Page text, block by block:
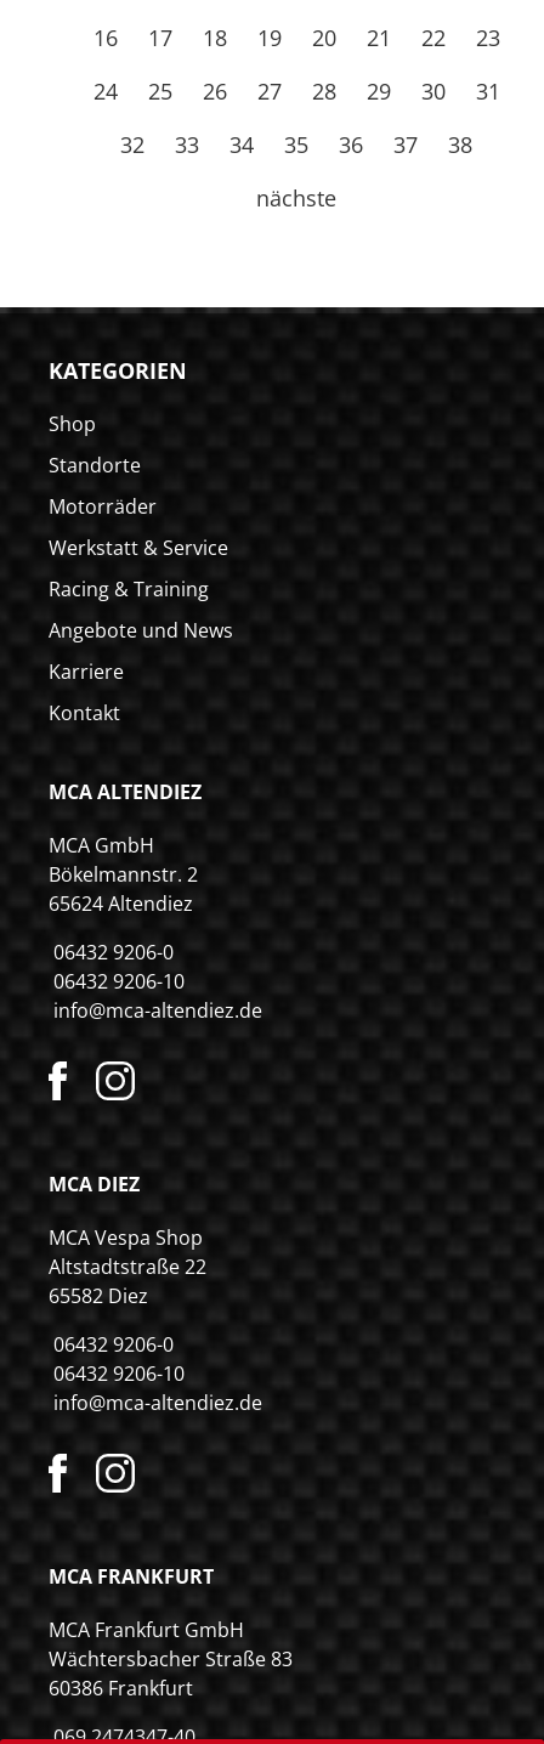
16
17 18 19 20 21 22
23
24
25 26 27 28 29 30
31
32
33 34 35 36 37
38
nächste
KATEGORIEN
Shop
Standorte
Motorräder
Werkstatt & Service
Racing & Training
Angebote und News
Karriere
Kontakt
MCA ALTENDIEZ
MCA GmbH
Bökelmannstr. 2
65624 Altendiez
06432 9206-0
06432 9206-10
info@mca-altendiez.de
MCA DIEZ
MCA Vespa Shop
Altstadtstraße 22
65582 Diez
06432 9206-0
06432 9206-10
info@mca-altendiez.de
MCA FRANKFURT
MCA Frankfurt GmbH
Wächtersbacher Straße 83
60386 Frankfurt
069 2474347-40